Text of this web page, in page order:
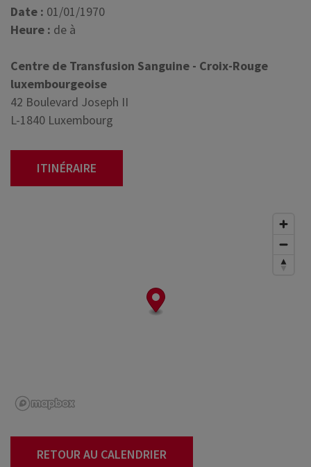
Date : 01/01/1970
Heure : de à
Centre de Transfusion Sanguine - Croix-Rouge
luxembourgeoise
42 Boulevard Joseph II
L-1840 Luxembourg
ITINÉRAIRE
RETOUR AU CALENDRIER